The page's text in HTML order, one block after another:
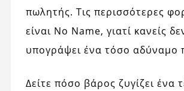
πωλητής. Τις περισσότερες
είναι No Name, γιατί κανείς
υπογράψει ένα τόσο αδύναμο
Δείτε πόσο βάρος ζυγίζει ένα